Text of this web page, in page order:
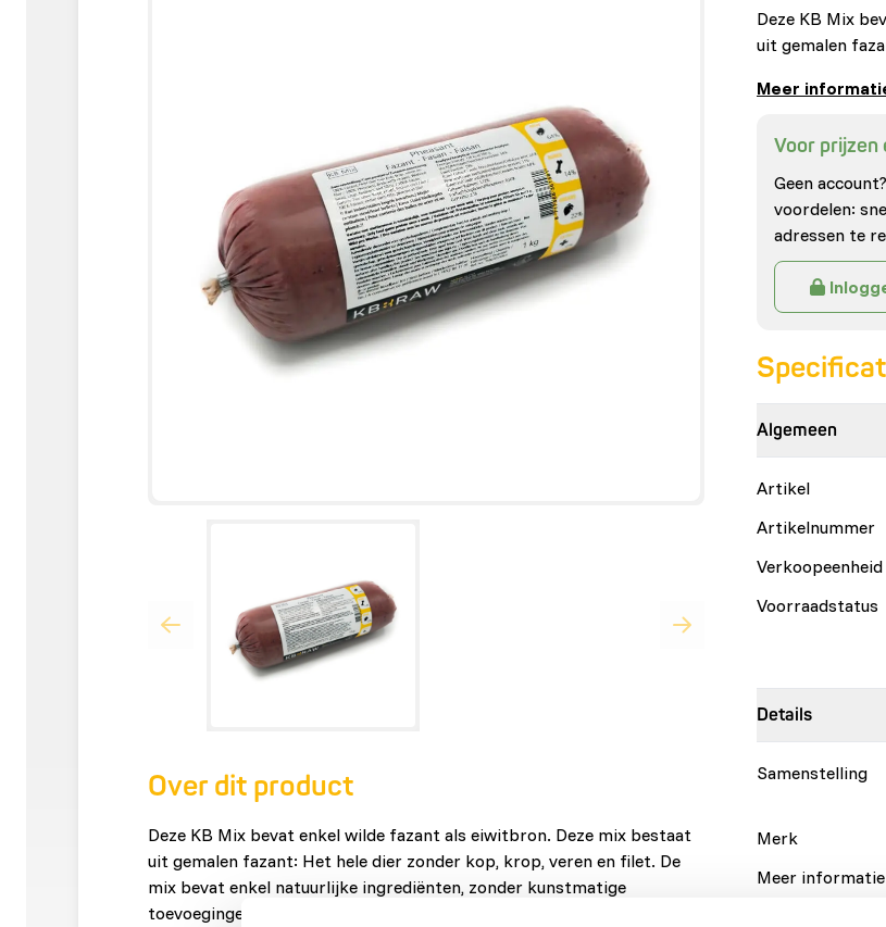
Over dit product
Deze KB Mix bevat enkel wilde fazant als eiwitbron. Deze mix bestaat
uit gemalen fazant: Het hele dier zonder kop, krop, veren en filet. De
mix bevat enkel natuurlijke ingrediënten, zonder kunstmatige
toevoegingen. Deze mix is op zichzelf niet volledig, variatie is nodig
Deze KB Mix
uit gemalen
Meer
Voor prijzen
Geen
voordelen:
adressen te
Algemeen
Artikel
Artikelnummer
Verkoopeenheid
Voorraadstatus
Details
Samenstelling
Merk
Meer informatie